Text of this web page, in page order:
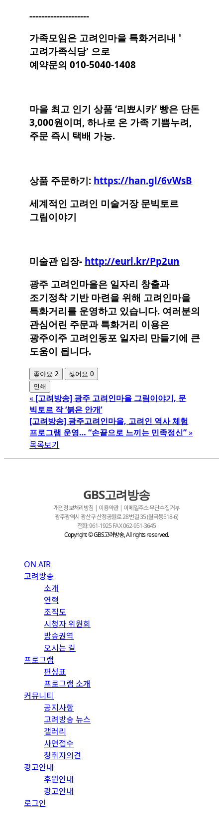
--------------------
가족모임은 고려인마을 특화거리내 '
고려가족식당' 으로
예약문의 010-5040-1408
마을 최고 인기 상품 ‘리뾰시카’ 빵은 단돈
3,000원이며, 하나로 온 가족 기쁨누려,
주문 즉시 택배 가능.
상품 주문하기: https://han.gl/6vWsB
세계적인 고려인 미술거장 문빅토르
그림이야기
미술관 입장- http://eurl.kr/Pp2un
광주 고려인마을은 일자리 창출과
조기정착 기반 마련을 위해 고려인마을
특화거리를 운영하고 있습니다. 여러분의
관심어린 주문과 특화거리 이용은
광주이주 고려인동포 일자리 만들기에 큰
도움이 됩니다.
좋아요 2 싫어요0
인쇄
« [고려방송] 광주 고려인마을 그림이야기, 문
빅토르 작 ‘붉은 안개’
[고려방송] 광주고려인마을, 고려인 역사 체험
프로그램 운영… “손끝으로 느끼는 민족정신”»
목록보기
GBS고려방송
개인정보처리방침 | 이용약관 | 이메일주소 무단수집거부
광주광역시 광산구 산정공원로 28번길 35 (월곡동518-6)
전화: 961-1925 FAX 062-951-3645
Copyright © GBS고려방송, All rights reserved.
ON AIR
고려방송
소개
연혁
조직도
시청자 위원회
방송권역
오시는 길
프로그램
편성표
프로그램 소개
커뮤니티
공지사항
고려방송 뉴스
갤러리
사연접수
청취자의견
광고안내
후원안내
광고안내
로그인